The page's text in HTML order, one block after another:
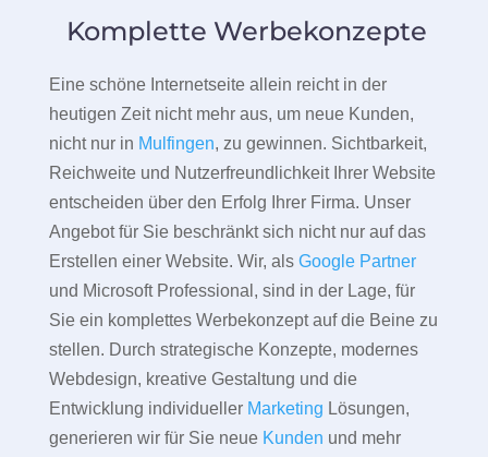
Komplette Werbekonzepte
Eine schöne Internetseite allein reicht in der
heutigen Zeit nicht mehr aus, um neue Kunden,
nicht nur in Mulfingen, zu gewinnen. Sichtbarkeit,
Reichweite und Nutzerfreundlichkeit Ihrer Website
entscheiden über den Erfolg Ihrer Firma. Unser
Angebot für Sie beschränkt sich nicht nur auf das
Erstellen einer Website. Wir, als Google Partner
und Microsoft Professional, sind in der Lage, für
Sie ein komplettes Werbekonzept auf die Beine zu
stellen. Durch strategische Konzepte, modernes
Webdesign, kreative Gestaltung und die
Entwicklung individueller Marketing Lösungen,
generieren wir für Sie neue Kunden und mehr